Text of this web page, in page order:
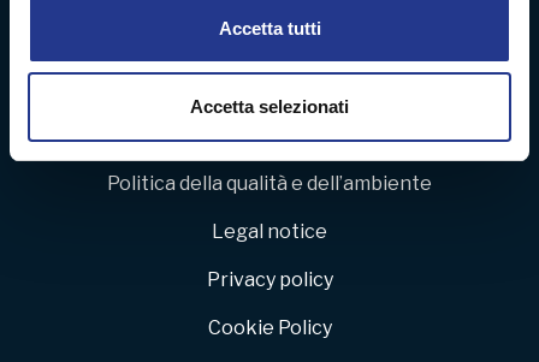
dalla Dichiarazione sui cookie.
Utilizziamo i cookie per personalizzare contenuti ed
analizzare il nostro traffico. Condividiamo inoltre
informazioni sul modo in cui utilizza il nostro sito con i
pubblicità e social media, i quali potrebbero combinarle
con altre informazioni che ha fornito loro o che hanno
Accetta tutti
Accetta selezionati
Contattaci
Area riservata
Politica della qualità e dell’ambiente
Legal notice
Privacy policy
Cookie Policy